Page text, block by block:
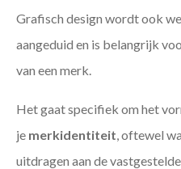
Grafisch design wordt ook
aangeduid en is belangrijk
van een merk.
Het gaat specifiek om het
je merkidentiteit , oftewel
uitdragen aan de